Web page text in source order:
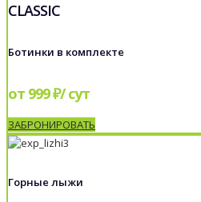
CLASSIC
Ботинки в комплекте
от 999 ₽/ сут
ЗАБРОНИРОВАТЬ
Горные лыжи